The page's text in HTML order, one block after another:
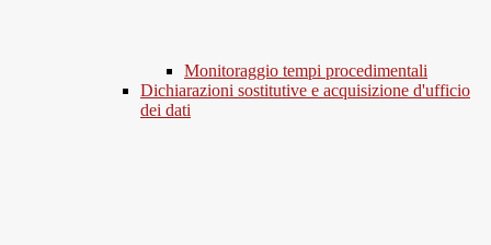
Monitoraggio tempi procedimentali
Dichiarazioni sostitutive e acquisizione d'ufficio
dei dati